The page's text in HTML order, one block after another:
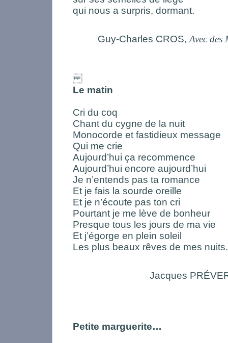
qui nous a surpris, dormant.
Guy-Charles CROS, Avec des
Le matin
Cri du coq
Chant du cygne de la nuit
Monocorde et fastidieux message
Qui me crie
Aujourd’hui ça recommence
Aujourd’hui encore aujourd’hui
Je n’entends pas ta romance
Et je fais la sourde oreille
Et je n’écoute pas ton cri
Pourtant je me lève de bonheur
Presque tous les jours de ma vie
Et j’égorge en plein soleil
Les plus beaux rêves de mes nuits.
Jacques
Petite marguerite…